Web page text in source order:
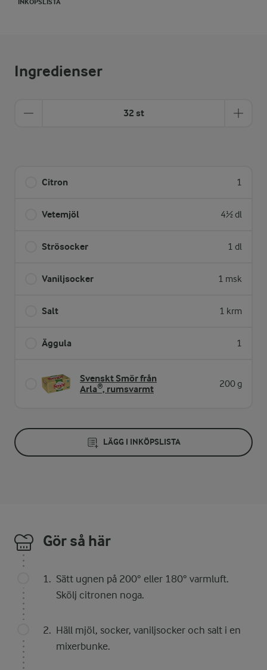
INKÖPSLISTA
Ingredienser
32 st
Citron 1
Vetemjöl 4½ dl
Strösocker 1 dl
Vaniljsocker 1 msk
Salt 1 krm
Äggula 1
Svenskt Smör från
Arla®, rumsvarmt
200 g
LÄGG I INKÖPSLISTA
Gör så här
Sätt ugnen på 200° eller 180° varmluft.
Skölj citronen noga.
Häll mjöl, socker, vaniljsocker och salt i en
mixerbunke.